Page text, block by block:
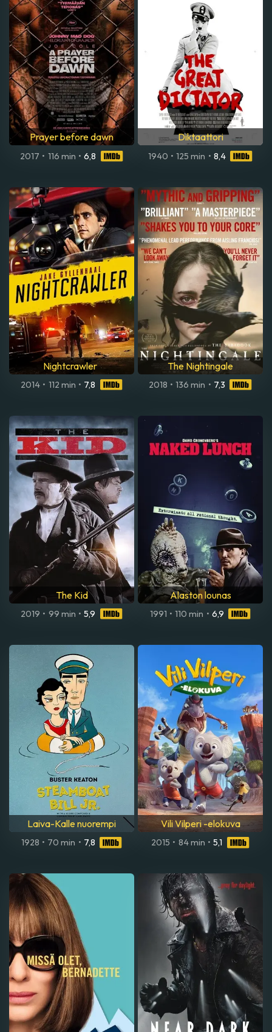
Prayer before dawn
2017 • 116 min • 6,8
Diktaattori
1940 • 125 min • 8,4
Nightcrawler
2014 • 112 min • 7,8
The Nightingale
2018 • 136 min • 7,3
The Kid
2019 • 99 min • 5,9
Alaston lounas
1991 • 110 min • 6,9
Laiva-Kalle nuorempi
1928 • 70 min • 7,8
Vili Vilperi -elokuva
2015 • 84 min • 5,1